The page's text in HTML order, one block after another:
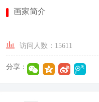
画家简介
访问人数：15611
分享：